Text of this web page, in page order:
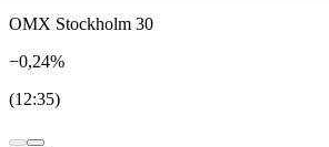
OMX Stockholm 30
−0,24%
(12:35)